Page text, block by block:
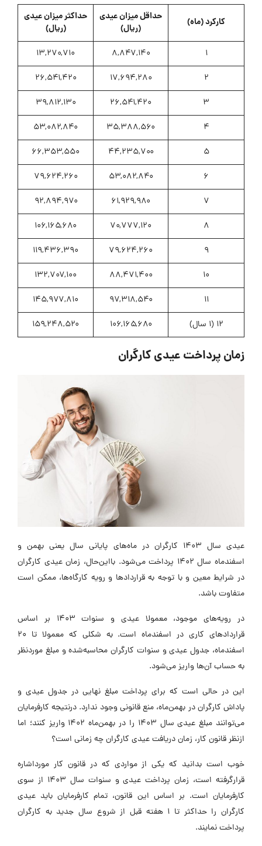
کارکرد (ماه)
حداقل میزان عیدی
(ريال)
حداکثر میزان عیدی
(ريال)
۸,۸۴۷,۱۴۰
۱۳,۲۷۰,۷۱۰
۱۷,۶۹۴,۲۸۰
۲۶,۵۴۱,۴۲۰
۲۶,۵۴۱,۴۲۰
۳۹,۸۱۲,۱۳۰
۳۵,۳۸۸,۵۶۰
۵۳,۰۸۲,۸۴۰
۴۴,۲۳۵,۷۰۰
۶۶,۳۵۳,۵۵۰
۵۳,۰۸۲,۸۴۰
۷۹,۶۲۴,۲۶۰
۶۱,۹۲۹,۹۸۰
۹۲,۸۹۴,۹۷۰
۷۰,۷۷۷,۱۲۰
۱۰۶,۱۶۵,۶۸۰
۷۹,۶۲۴,۲۶۰
۱۱۹,۴۳۶,۳۹۰
۸۸,۴۷۱,۴۰۰
۱۳۲,۷۰۷,۱۰۰
۹۷,۳۱۸,۵۴۰
۱۴۵,۹۷۷,۸۱۰
۱۰۶,۱۶۵,۶۸۰ ۱۵۹,۲۴۸,۵۲۰
پرداخت عیدی کارگران
عیدی سال 1403 کارگران در ماه‌های پایانی سال یعنی بهمن و
اسفندماه سال 1402 پرداخت می‌شود. بااین‌حال، زمان عیدی کارگران
شرایط معین و با توجه به قراردادها و رویه‌ کارگاه‌ها، ممکن است
باشد.
در رویه‌های موجود، معمولا عیدی و سنوات 1403 بر اساس
قراردادهای کاری در اسفندماه است. به شکلی که معمولا تا 20
جدول عیدی و سنوات کارگران محاسبه‌شده و مبلغ موردنظر
حساب آن‌ها واریز می‌شود.
در حالی است که برای پرداخت مبلغ نهایی در جدول عیدی و
کارگران در بهمن‌ماه، منع قانونی وجود ندارد. درنتیجه کارفرمایان
می‌توانند مبلغ عیدی سال 1403 را در بهمن‌ماه 1402 واریز کنند؛ اما
قانون کار، زمان دریافت عیدی کارگران چه زمانی است؟
است بدانید که یکی از مواردی که در قانون کار مورداشاره
قرارگرفته است، زمان پرداخت عیدی و سنوات سال 1403 از سوی
است. بر اساس این قانون، تمام کارفرمایان باید عیدی
کارگران را حداکثر تا 1 هفته قبل از شروع سال جدید به کارگران
نمایند.